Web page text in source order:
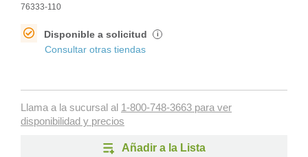
76333-110
Disponible a solicitud i
Consultar otras tiendas
Llama a la sucursal al 1-800-748-3663 para ver
disponibilidad y precios
Añadir a la Lista